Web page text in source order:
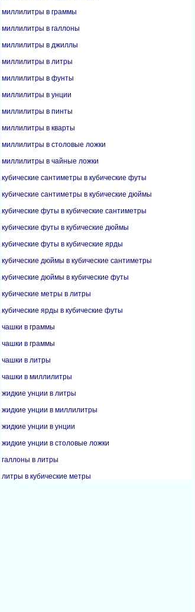
миллилитры в граммы
миллилитры в галлоны
миллилитры в джиллы
миллилитры в литры
миллилитры в фунты
миллилитры в унции
миллилитры в пинты
миллилитры в кварты
миллилитры в столовые ложки
миллилитры в чайные ложки
кубические сантиметры в кубические футы
кубические сантиметры в кубические дюймы
кубические футы в кубические сантиметры
кубические футы в кубические дюймы
кубические футы в кубические ярды
кубические дюймы в кубические сантиметры
кубические дюймы в кубические футы
кубические метры в литры
кубические ярды в кубические футы
чашки в граммы
чашки в граммы
чашки в литры
чашки в миллилитры
жидкие унции в литры
жидкие унции в миллилитры
жидкие унции в унции
жидкие унции в столовые ложки
галлоны в литры
литры в кубические метры